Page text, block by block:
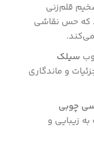
قلم‌زنی
که حس نقاشی
سیلک
و ماندگاری
چوبی
زیبایی و